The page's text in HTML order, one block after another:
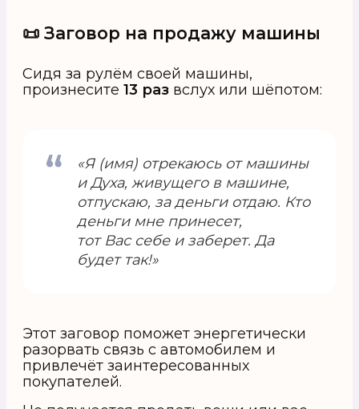
📜 Заговор на продажу машины
Сидя за рулём своей машины,
произнесите 13 раз вслух или шёпотом:
«Я (имя) отрекаюсь от машины
и Духа, живущего в машине,
отпускаю, за деньги отдаю. Кто
деньги мне принесет,
тот Вас себе и заберет. Да
будет так!»
Этот заговор поможет энергетически
разорвать связь с автомобилем и
привлечёт заинтересованных
покупателей.